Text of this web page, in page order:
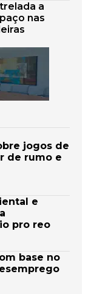
a
nas
jogos de
de rumo e
e
pro reo
base no